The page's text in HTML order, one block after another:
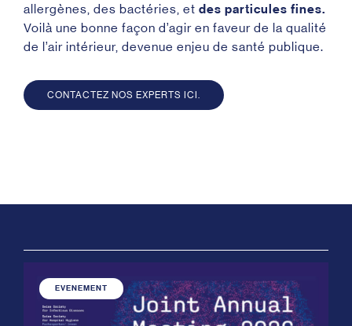
allergènes, des bactéries, et des particules fines.
Voilà une bonne façon d’agir en faveur de la qualité
de l’air intérieur, devenue enjeu de santé publique.
CONTACTEZ NOS EXPERTS ICI.
EVENEMENT